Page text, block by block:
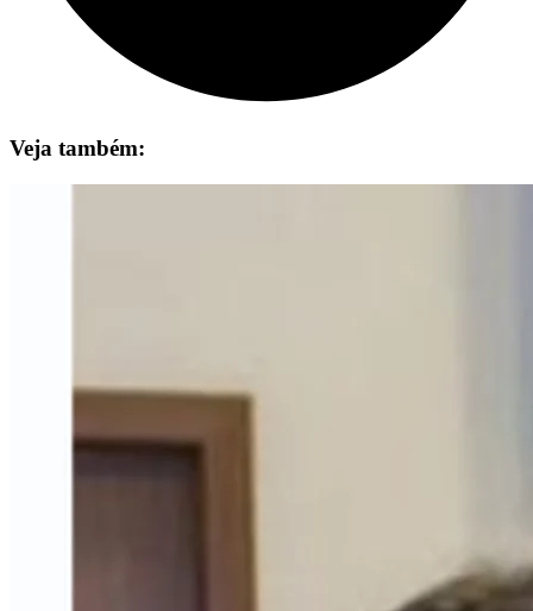
Veja também: